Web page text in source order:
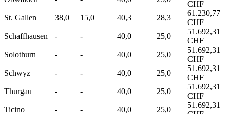
CHF
St. Gallen
38,0 15,0 40,3 28,3
61.230,77
CHF
Schaffhausen
- - 40,0 25,0
51.692,31
CHF
Solothurn
- - 40,0 25,0
51.692,31
CHF
Schwyz
- - 40,0 25,0
51.692,31
CHF
Thurgau
- - 40,0 25,0
51.692,31
CHF
Ticino
- - 40,0 25,0
51.692,31